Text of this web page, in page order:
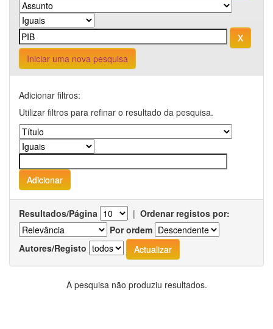
Iniciar uma nova pesquisa
Adicionar filtros:
Utilizar filtros para refinar o resultado da pesquisa.
Resultados/Página | Ordenar registos por:
Por ordem
Autores/Registo
A pesquisa não produziu resultados.